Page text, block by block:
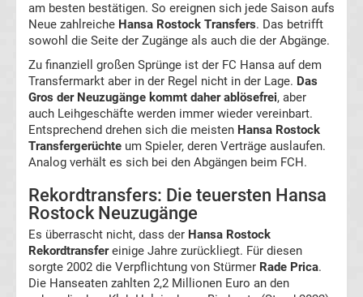
Italien
Transfergerüchte
Spanien
Top-
Aktuell
Bundesliga
Tabelle
Bundesliga
am besten bestätigen. So ereignen sich jede Saison aufs
Neue zahlreiche Hansa Rostock Transfers. Das betrifft
sowohl die Seite der Zugänge als auch die der Abgänge.
Zu finanziell großen Sprünge ist der FC Hansa auf dem
Transfermarkt aber in der Regel nicht in der Lage. Das
Gros der Neuzugänge kommt daher ablösefrei, aber
auch Leihgeschäfte werden immer wieder vereinbart.
Entsprechend drehen sich die meisten Hansa Rostock
Transfergerüchte um Spieler, deren Verträge auslaufen.
Analog verhält es sich bei den Abgängen beim FCH.
Rekordtransfers: Die teuersten Hansa
Rostock Neuzugänge
Es überrascht nicht, dass der Hansa Rostock
Rekordtransfereinige Jahre zurückliegt. Für diesen
sorgte 2002 die Verpflichtung von Stürmer Rade Prica.
Die Hanseaten zahlten 2,2 Millionen Euro an den